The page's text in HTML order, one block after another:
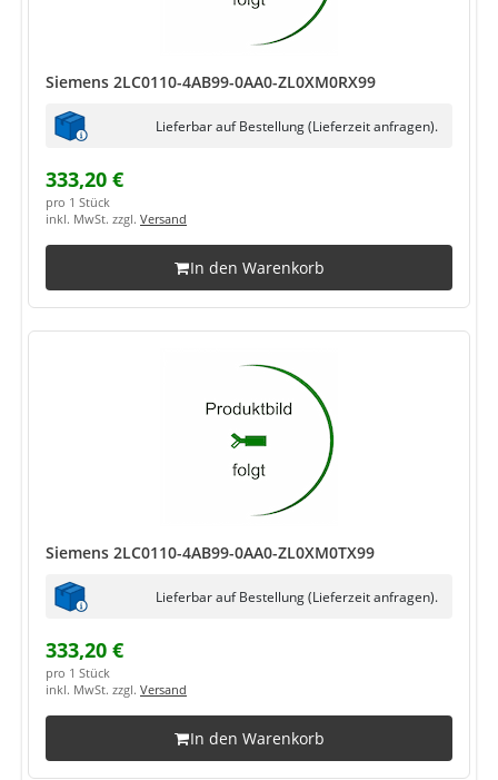
Siemens 2LC0110-4AB99-0AA0-ZL0XM0RX99
Lieferbar auf Bestellung (Lieferzeit anfragen).
333,20 €
pro 1 Stück
inkl. MwSt. zzgl. Versand
In den Warenkorb
Siemens 2LC0110-4AB99-0AA0-ZL0XM0TX99
Lieferbar auf Bestellung (Lieferzeit anfragen).
333,20 €
pro 1 Stück
inkl. MwSt. zzgl. Versand
In den Warenkorb